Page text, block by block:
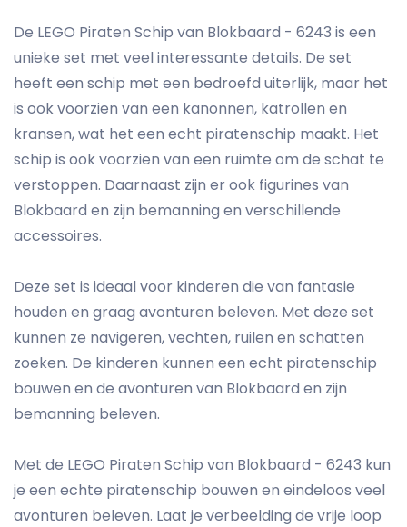
De LEGO Piraten Schip van Blokbaard - 6243 is een
unieke set met veel interessante details. De set
heeft een schip met een bedroefd uiterlijk, maar het
is ook voorzien van een kanonnen, katrollen en
kransen, wat het een echt piratenschip maakt. Het
schip is ook voorzien van een ruimte om de schat te
verstoppen. Daarnaast zijn er ook figurines van
Blokbaard en zijn bemanning en verschillende
accessoires.
Deze set is ideaal voor kinderen die van fantasie
houden en graag avonturen beleven. Met deze set
kunnen ze navigeren, vechten, ruilen en schatten
zoeken. De kinderen kunnen een echt piratenschip
bouwen en de avonturen van Blokbaard en zijn
bemanning beleven.
Met de LEGO Piraten Schip van Blokbaard - 6243 kun
je een echte piratenschip bouwen en eindeloos veel
avonturen beleven. Laat je verbeelding de vrije loop